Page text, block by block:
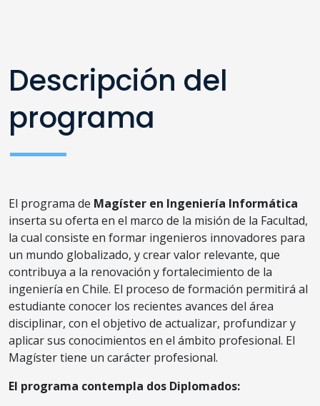
Descripción del
programa
El programa de Magíster en Ingeniería Informática
inserta su oferta en el marco de la misión de la Facultad,
la cual consiste en formar ingenieros innovadores para
un mundo globalizado, y crear valor relevante, que
contribuya a la renovación y fortalecimiento de la
ingeniería en Chile. El proceso de formación permitirá al
estudiante conocer los recientes avances del área
disciplinar, con el objetivo de actualizar, profundizar y
aplicar sus conocimientos en el ámbito profesional. El
Magíster tiene un carácter profesional.
El programa contempla dos Diplomados: